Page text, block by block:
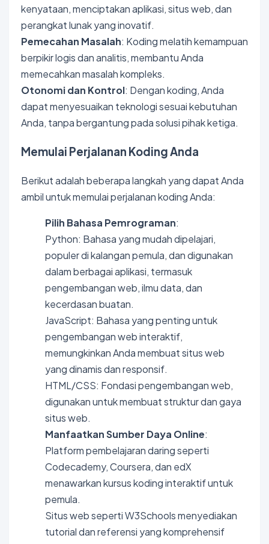
kenyataan, menciptakan aplikasi, situs web, dan
perangkat lunak yang inovatif.
Pemecahan Masalah: Koding melatih kemampuan
berpikir logis dan analitis, membantu Anda
memecahkan masalah kompleks.
Otonomi dan Kontrol: Dengan koding, Anda
dapat menyesuaikan teknologi sesuai kebutuhan
Anda, tanpa bergantung pada solusi pihak ketiga.
Memulai Perjalanan Koding Anda
Berikut adalah beberapa langkah yang dapat Anda
ambil untuk memulai perjalanan koding Anda:
Pilih Bahasa Pemrograman:
Python: Bahasa yang mudah dipelajari,
populer di kalangan pemula, dan digunakan
dalam berbagai aplikasi, termasuk
pengembangan web, ilmu data, dan
kecerdasan buatan.
JavaScript: Bahasa yang penting untuk
pengembangan web interaktif,
memungkinkan Anda membuat situs web
yang dinamis dan responsif.
HTML/CSS: Fondasi pengembangan web,
digunakan untuk membuat struktur dan gaya
situs web.
Manfaatkan Sumber Daya Online:
Platform pembelajaran daring seperti
Codecademy, Coursera, dan edX
menawarkan kursus koding interaktif untuk
pemula.
Situs web seperti W3Schools menyediakan
tutorial dan referensi yang komprehensif